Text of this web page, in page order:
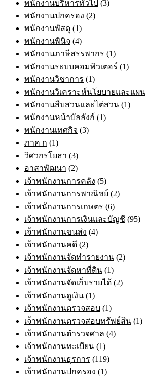
พนักงานบริหารทั่วไป (3)
พนักงานปกครอง (2)
พนักงานพัสดุ (1)
พนักงานพินิจ (4)
พนักงานภาษีสรรพากร (1)
พนักงานระบบคอมพิวเตอร์ (1)
พนักงานวิชาการ (1)
พนักงานวิเคราะห์นโยบายและแผน
พนักงานสืบสวนและไต่สวน (1)
พนักงานหน้าบัลลังก์ (1)
พนักงานเทศกิจ (3)
ภาค ก (1)
วิศวกรโยธา (3)
อาสาพัฒนา (2)
เจ้าพนักงานการคลัง (5)
เจ้าพนักงานการพาณิชย์ (2)
เจ้าพนักงานการเกษตร (6)
เจ้าพนักงานการเงินและบัญชี (95)
เจ้าพนักงานขนส่ง (4)
เจ้าพนักงานคดี (2)
เจ้าพนักงานจัดทำรายงาน (2)
เจ้าพนักงานจัดหาที่ดิน (1)
เจ้าพนักงานจัดเก็บรายได้ (2)
เจ้าพนักงานดูเงิน (1)
เจ้าพนักงานตรวจสอบ (1)
เจ้าพนักงานตรวจสอบทรัพย์สิน (1)
เจ้าพนักงานตำรวจศาล (4)
เจ้าพนักงานทะเบียน (1)
เจ้าพนักงานธุรการ (119)
เจ้าพนักงานปกครอง (1)